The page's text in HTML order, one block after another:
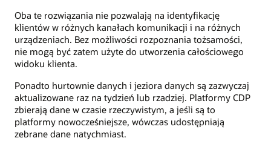
Oba te rozwiązania nie pozwalają na identyfikację
klientów w różnych kanałach komunikacji i na różnych
urządzeniach. Bez możliwości rozpoznania tożsamości,
nie mogą być zatem użyte do utworzenia całościowego
widoku klienta.
Ponadto hurtownie danych i jeziora danych są zazwyczaj
aktualizowane raz na tydzień lub rzadziej. Platformy CDP
zbierają dane w czasie rzeczywistym, a jeśli są to
platformy nowocześniejsze, wówczas udostępniają
zebrane dane natychmiast.